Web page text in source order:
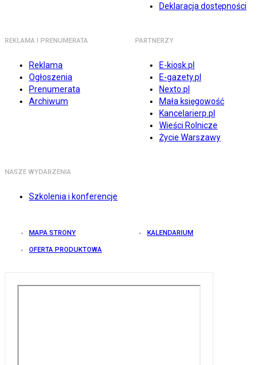
Deklaracja dostępności
REKLAMA I PRENUMERATA
Reklama
Ogłoszenia
Prenumerata
Archiwum
PARTNERZY
E-kiosk.pl
E-gazety.pl
Nexto.pl
Mała księgowość
Kancelarierp.pl
Wieści Rolnicze
Życie Warszawy
NASZE WYDARZENIA
Szkolenia i konferencje
MAPA STRONY KALENDARIUM
OFERTA PRODUKTOWA